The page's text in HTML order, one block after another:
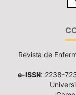
Revista de
e-ISSN: 2238-